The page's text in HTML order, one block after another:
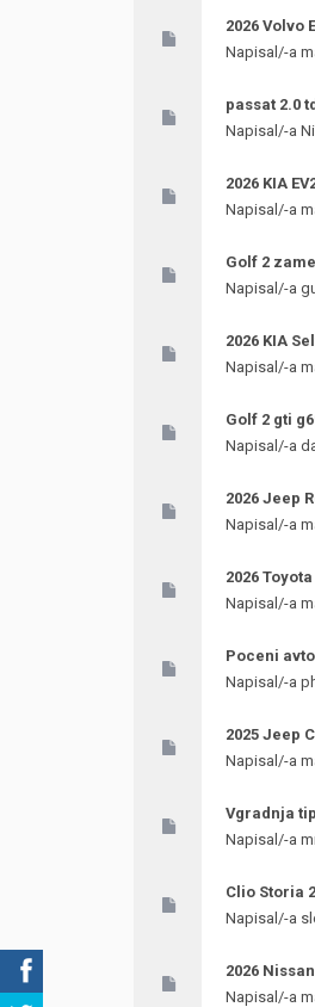
2026 Volvo
Napisal/-a
passat 2.0
Napisal/-a
2026 KIA
Napisal/-a
Golf 2
Napisal/-a
2026 KIA
Napisal/-a
Golf 2 gti
Napisal/-a
2026 Jeep
Napisal/-a
2026
Napisal/-a
Poceni
Napisal/-a
2025 Jeep
Napisal/-a
Vgradnja
Napisal/-a
Clio Storia
Napisal/-a
2026
Napisal/-a